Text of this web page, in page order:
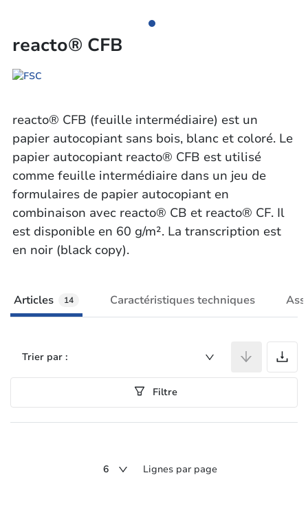
reacto® CFB
reacto® CFB (feuille intermédiaire) est un
papier autocopiant sans bois, blanc et coloré. Le
papier autocopiant reacto® CFB est utilisé
comme feuille intermédiaire dans un jeu de
formulaires de papier autocopiant en
combinaison avec reacto® CB et reacto® CF. Il
est disponible en 60 g/m². La transcription est
en noir (black copy).
Articles 14 Caractéristiques techniques
Trier par :
Filtre
6 Lignes par page